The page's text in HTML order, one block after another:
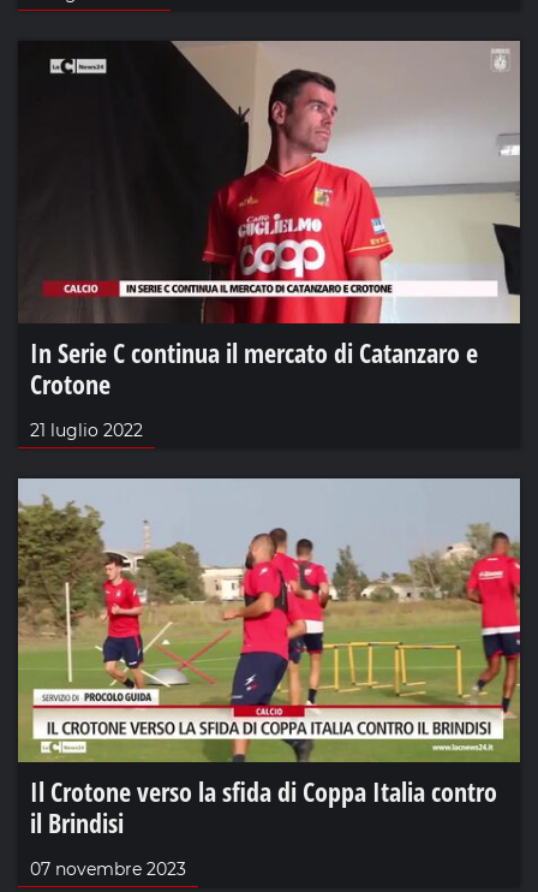
In Serie C continua il mercato di Catanzaro e
Crotone
21 luglio 2022
Il Crotone verso la sfida di Coppa Italia contro
il Brindisi
07 novembre 2023